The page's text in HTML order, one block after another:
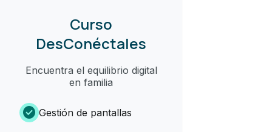
Curso
DesConéctales
Encuentra el equilibrio digital
en familia
check_circle Gestión de pantallas